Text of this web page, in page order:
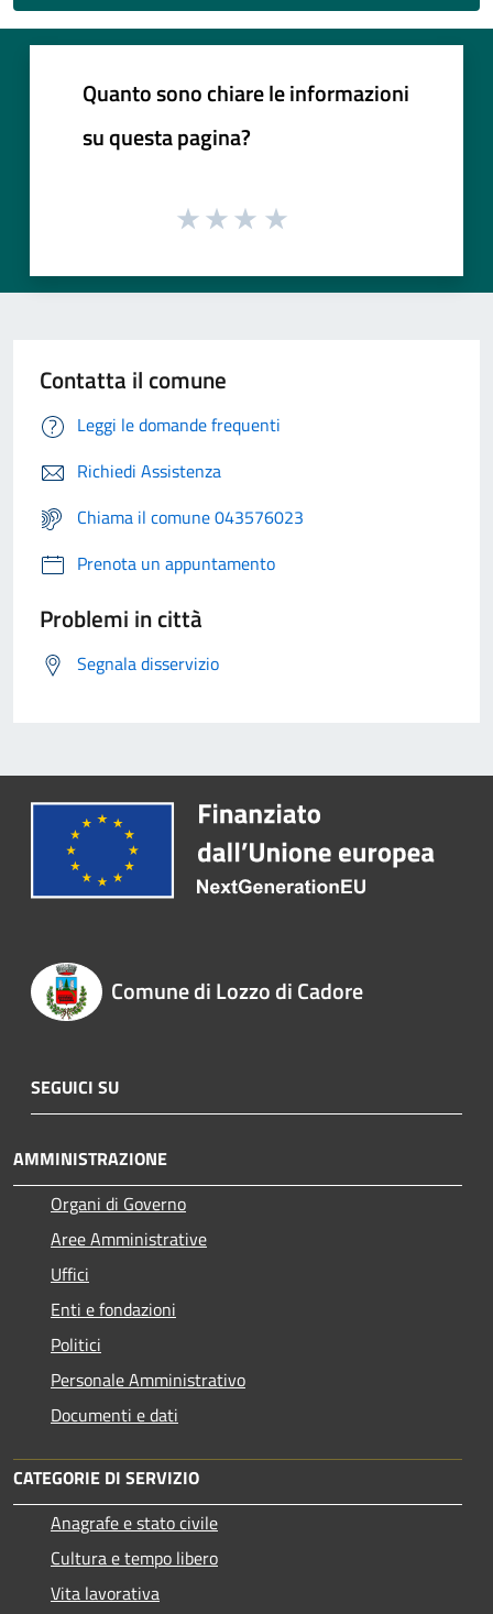
Quanto sono chiare le informazioni
su questa pagina?
Contatta il comune
Leggi le domande frequenti
Richiedi Assistenza
Chiama il comune 043576023
Prenota un appuntamento
Problemi in città
Segnala disservizio
Comune di Lozzo di Cadore
SEGUICI SU
AMMINISTRAZIONE
Organi di Governo
Aree Amministrative
Uffici
Enti e fondazioni
Politici
Personale Amministrativo
Documenti e dati
CATEGORIE DI SERVIZIO
Anagrafe e stato civile
Cultura e tempo libero
Vita lavorativa